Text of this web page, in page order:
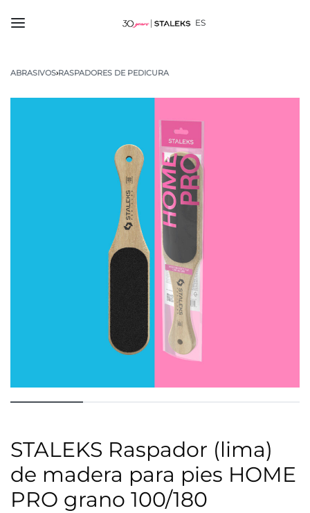
ES
ABRASIVOS›RASPADORES DE PEDICURA
STALEKS Raspador (lima)
de madera para pies HOME
PRO grano 100/180